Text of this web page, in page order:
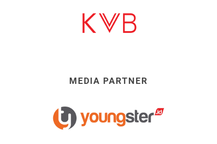
MEDIA PARTNER